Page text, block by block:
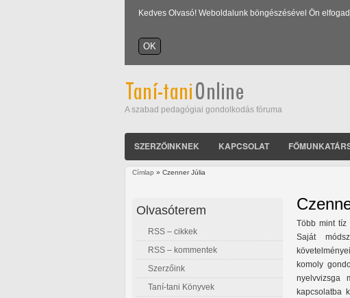
Kedves Olvasó! Weboldalunk böngészésével Ön
A szabad pedagógiai gondolkodás fóruma
SZERZŐINKNEK KAPCSOLAT
Címlap » Czenner Júlia
Több mint tíz
Saját
komoly
nyelvvizsga
kapcsolatba
Olvasóterem
RSS – cikkek
RSS – kommentek
Szerzőink
Taní-tani Könyvek